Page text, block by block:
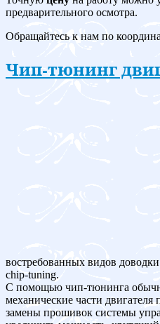
предварительного осмотра.
Обращайтесь к нам по
Чип-тюнинг
востребованных видов
chip-tuning.
С помощью чип-тюнинга
механические части
замены прошивок системы